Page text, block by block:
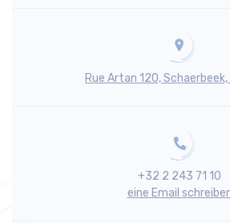
Rue Artan 120, Schaerbeek,
+32 2 243 71 10
eine Email